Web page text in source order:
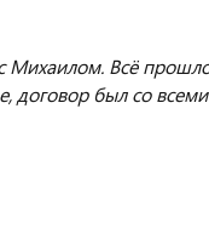
Михаилом. Всё
договор был со